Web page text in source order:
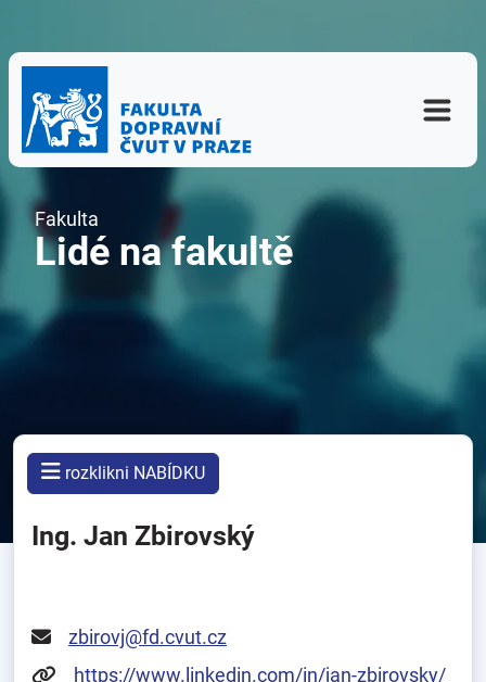
Fakulta
Lidé na fakultě
rozklikni NABÍDKU
Ing. Jan Zbirovský
zbirovj@fd.cvut.cz
https://www.linkedin.com/in/jan-zbirovsky/